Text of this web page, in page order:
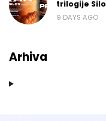
trilogije
9 DAYS AGO
Arhiva